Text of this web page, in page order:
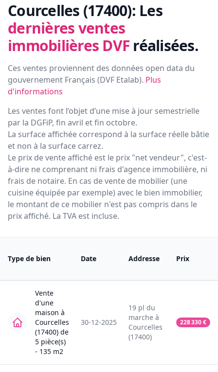
Courcelles (17400): Les
dernières ventes
immobilières DVF réalisées.
Ces ventes proviennent des données open data du
gouvernement Français (DVF Etalab). Plus
d'informations
Les ventes font l’objet d’une mise à jour semestrielle
par la DGFiP, fin avril et fin octobre.
La surface affichée correspond à la surface réelle bâtie
et non à la surface carrez.
Le prix de vente affiché est le prix "net vendeur", c'est-
à-dire ne comprenant ni frais d'agence immobilière, ni
frais de notaire. En cas de vente de mobilier (une
cuisine équipée par exemple) avec le bien immobilier,
le montant de ce mobilier n'est pas compris dans le
prix affiché. La TVA est incluse.
Type de bien Date Addresse Prix
Vente
d'une
maison à
Courcelles
(17400) de
5 pièce(s)
- 135 m2
30-12-2025
19 pl du
marche à
Courcelles
(17400)
228 330€